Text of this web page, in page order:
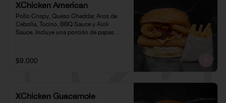
XChicken American
Pollo Crispy, Queso Cheddar, Aros de
Cebolla, Tocino, BBQ Sauce y Aioli
Sauce. Incluye una porción de papas
$9.000
XChicken Guacamole